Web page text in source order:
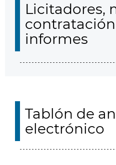
Licitadores,
informes
Tablón de
electrónico